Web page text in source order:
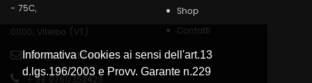
Informativa Cookies ai sensi dell'art.13
d.lgs.196/2003 e Provv. Garante n.229
- 75C,
01100 Viterbo (VT)
info@lanzistiltende.it
+ 39 0761/352423
Shop
Contatti